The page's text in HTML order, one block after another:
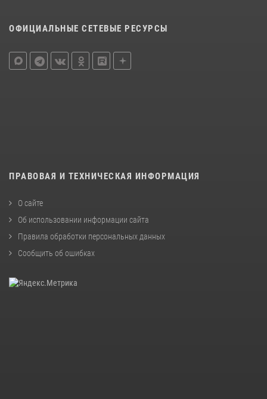
ОФИЦИАЛЬНЫЕ СЕТЕВЫЕ РЕСУРСЫ
ПРАВОВАЯ И ТЕХНИЧЕСКАЯ ИНФОРМАЦИЯ
О сайте
Об использовании информации сайта
Правила обработки персональных данных
Сообщить об ошибках